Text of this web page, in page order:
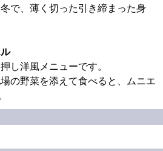
で、薄く切った引き締まった身
し洋風メニューです。
の野菜を添えて食べると、ムニエ